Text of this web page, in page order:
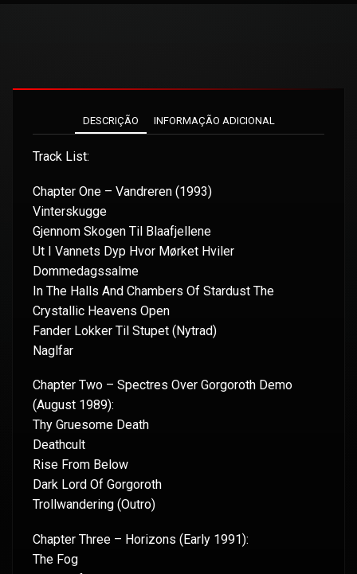
DESCRIÇÃO INFORMAÇÃO ADICIONAL
Track List:
Chapter One – Vandreren (1993)
Vinterskugge
Gjennom Skogen Til Blaafjellene
Ut I Vannets Dyp Hvor Mørket Hviler
Dommedagssalme
In The Halls And Chambers Of Stardust The
Crystallic Heavens Open
Fander Lokker Til Stupet (Nytrad)
Naglfar
Chapter Two – Spectres Over Gorgoroth Demo
(August 1989):
Thy Gruesome Death
Deathcult
Rise From Below
Dark Lord Of Gorgoroth
Trollwandering (Outro)
Chapter Three – Horizons (Early 1991):
The Fog